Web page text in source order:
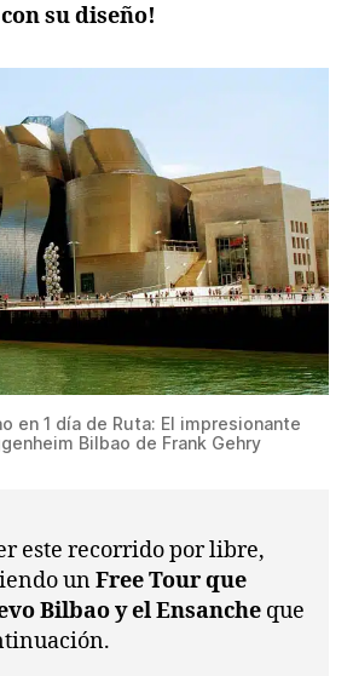
su diseño!
en 1 día de Ruta: El impresionante
Bilbao de Frank Gehry
este recorrido por libre,
unFree Tour que
Bilbao y el Ensanche que